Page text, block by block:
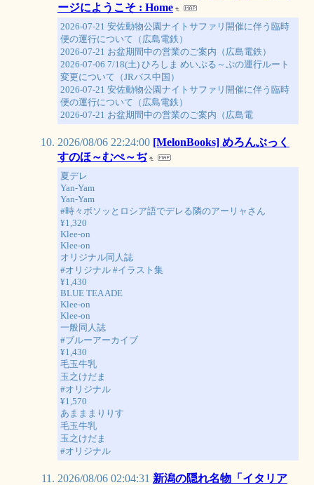
ージにようこそ : Home
2026-07-21 安佐動物公園ナイトサファリ開催に伴う臨時
便の運行について（広島電鉄）
2026-07-21 お盆期間中の営業のご案内（広島電鉄）
2026-07-06 7/18(土) ひろしま めいぷる～ぷの運行ルート
変更について（JRバス中国）
2026-07-21 安佐動物公園ナイトサファリ開催に伴う臨時
便の運行について（広島電鉄）
2026-07-21 お盆期間中の営業のご案内（広島電
2026/08/06 22:24:00 [MelonBooks] めろんぶっく
すのほ～むぺ～ぢ
夏デレ
Yan-Yam
Yan-Yam
#時々ボソッとロシア語でデレる隣のアーリャさん
¥1,320
Klee-on
Klee-on
オリジナル同人誌
#オリジナル #イラスト集
¥1,430
BLUE TEA ADE
Klee-on
Klee-on
一般同人誌
#ブルーアーカイブ
¥1,430
毛玉牛乳
玉之けだま
#オリジナル
¥1,570
あまままりりす
毛玉牛乳
玉之けだま
#オリジナル
2026/08/06 02:04:31 新潟の隠れ名物「イタリア